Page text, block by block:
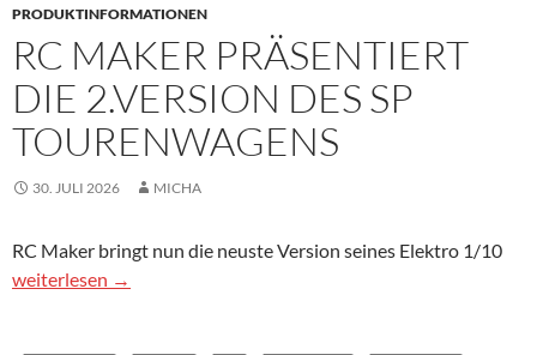
PRODUKTINFORMATIONEN
RC MAKER PRÄSENTIERT
DIE 2.VERSION DES SP
TOURENWAGENS
30. JULI 2026 MICHA
RC Maker bringt nun die neuste Version seines Elektro 1/10
RC Maker präsentiert die 2.Version des SP Tourenwagens
weiterlesen →